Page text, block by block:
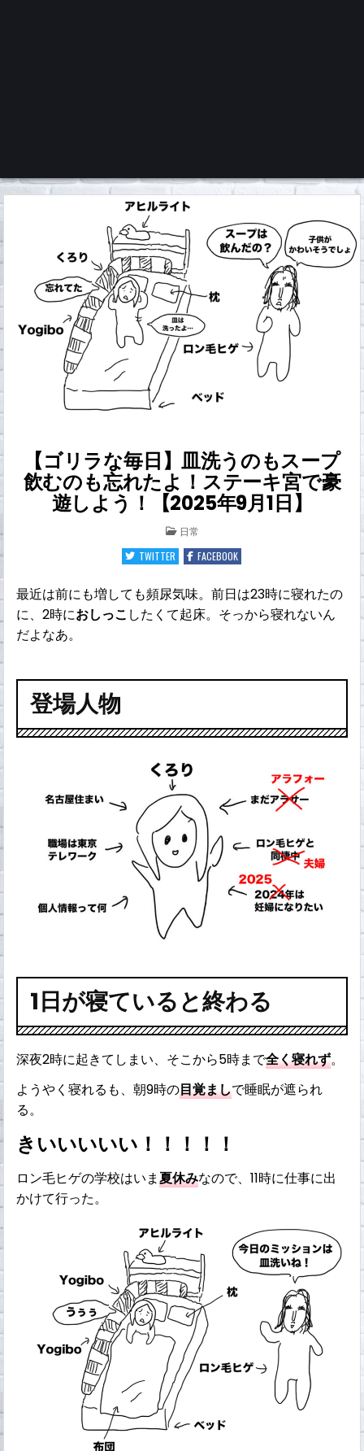
くろチャンネル
【ゴリラな毎日】皿洗うのもスープ
飲むのも忘れたよ！ステーキ宮で豪
遊しよう！【2025年9月1日】
POSTED
IN
日常
TWITTER
FACEBOOK
最近は前にも増しても頻尿気味。前日は23時に寝れたの
に、2時におしっこ したくて起床。そっから寝れないん
だよなあ。
登場人物
1日が寝ていると終わる
深夜2時に起きてしまい、そこから5時まで全く寝れず。
ようやく寝れるも、朝9時の目覚ましで睡眠が遮られ
る。
きいいいいい！！！！！
ロン毛ヒゲの学校はいま夏休みなので、11時に仕事に出
かけて行った。